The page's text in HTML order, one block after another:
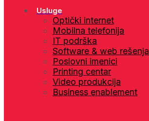
Usluge
Optički internet
Mobilna telefonija
IT podrška
Software & web rešenja
Poslovni imenici
Printing centar
Video produkcija
Business enablement